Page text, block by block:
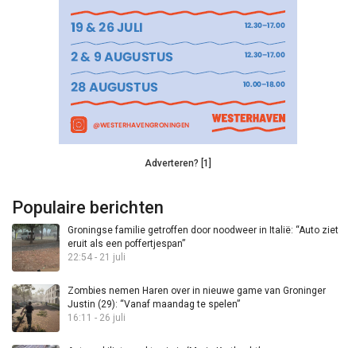
Adverteren? [1]
Populaire berichten
Groningse familie getroffen door noodweer in Italië: “Auto ziet
eruit als een poffertjespan”
22:54 - 21 juli
Zombies nemen Haren over in nieuwe game van Groninger
Justin (29): “Vanaf maandag te spelen”
16:11 - 26 juli